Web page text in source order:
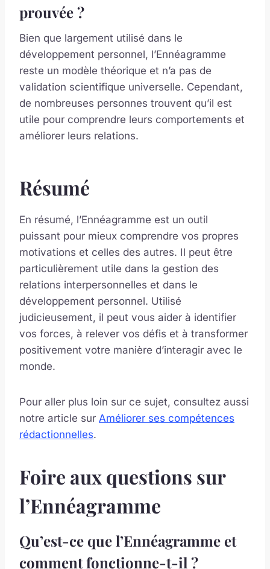
prouvée ?
Bien que largement utilisé dans le
développement personnel, l’Ennéagramme
reste un modèle théorique et n’a pas de
validation scientifique universelle. Cependant,
de nombreuses personnes trouvent qu’il est
utile pour comprendre leurs comportements et
améliorer leurs relations.
Résumé
En résumé, l’Ennéagramme est un outil
puissant pour mieux comprendre vos propres
motivations et celles des autres. Il peut être
particulièrement utile dans la gestion des
relations interpersonnelles et dans le
développement personnel. Utilisé
judicieusement, il peut vous aider à identifier
vos forces, à relever vos défis et à transformer
positivement votre manière d’interagir avec le
monde.
Pour aller plus loin sur ce sujet, consultez aussi
notre article sur Améliorer ses compétences
rédactionnelles.
Foire aux questions sur
l’Ennéagramme
Qu’est-ce que l’Ennéagramme et
comment fonctionne-t-il ?